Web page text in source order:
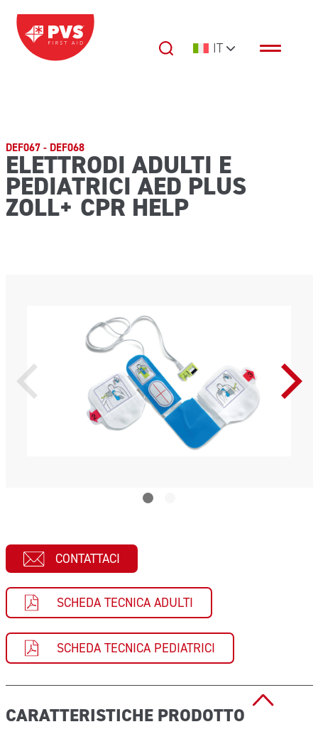
Vai al contenuto
Navigazione principale IT
DEF067 - DEF068
ELETTRODI ADULTI E
PEDIATRICI AED PLUS
ZOLL+ CPR HELP
CONTATTACI
SCHEDA TECNICA ADULTI
SCHEDA TECNICA PEDIATRICI
CARATTERISTICHE PRODOTTO